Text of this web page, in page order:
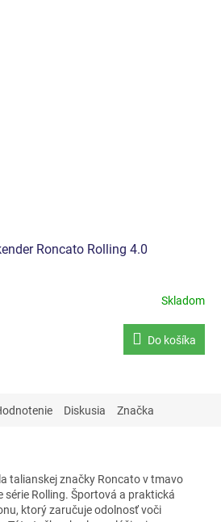
Roncato Rolling 4.0
Skladom
Do košíka
Diskusia Značka
talianskej značky Roncato v tmavo
série Rolling. Športová a praktická
ktorý zaručuje odolnosť voči